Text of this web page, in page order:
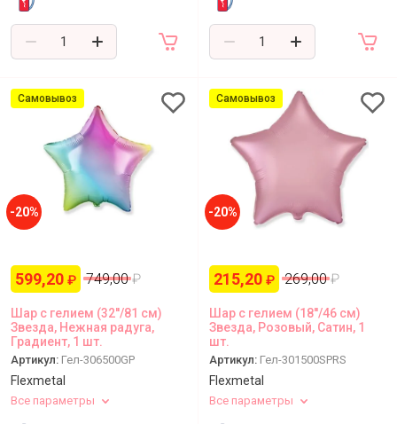
Самовывоз
-20%
599,20 ₽ 749,00 ₽
Шар с гелием (32''/81 см)
Звезда, Нежная радуга,
Градиент, 1 шт.
Артикул: Гел-306500GP
Flexmetal
Все параметры
Самовывоз
-20%
215,20 ₽ 269,00 ₽
Шар с гелием (18''/46 см)
Звезда, Розовый, Сатин, 1
шт.
Артикул: Гел-301500SPRS
Flexmetal
Все параметры